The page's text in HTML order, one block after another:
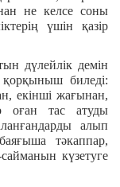
не келсе соны
үшін қазір
дүлейлік демін
биледі:
екінші жағынан,
оған тас атуды
алып
тәкаппар,
күзетуге